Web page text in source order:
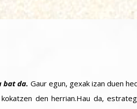
bat da. Gaur egun, gexak izan duen
den herrian.Hau da,